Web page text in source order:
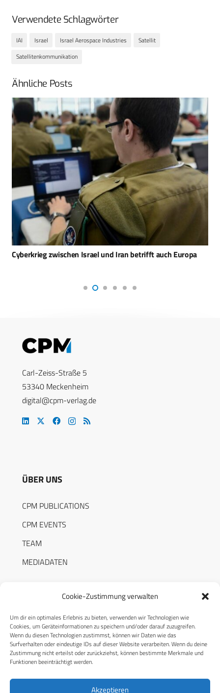
Cookie-Zustimmung verwalten
Um dir ein optimales Erlebnis zu bieten, verwenden wir Technologien wie
Cookies, um Geräteinformationen zu speichern und/oder darauf zuzugreifen.
Wenn du diesen Technologien zustimmst, können wir Daten wie das
Surfverhalten oder eindeutige IDs auf dieser Website verarbeiten. Wenn du deine
Zustimmung nicht erteilst oder zurückziehst, können bestimmte Merkmale und
Funktionen beeinträchtigt werden.
Akzeptieren
Verwendete Schlagwörter
IAI Israel Israel Aerospace Industries
Satellit
Satellitenkommunikation
Ähnliche Posts
Cyberkrieg zwischen Israel und Iran betrifft auch Europa
Carl-Zeiss-Straße 5
53340 Meckenheim
digital@cpm-verlag.de
ÜBER UNS
CPM PUBLICATIONS
CPM EVENTS
TEAM
MEDIADATEN
RECHTLICHES
Datenschutzerklärung
Cookie-Richtlinie (EU)